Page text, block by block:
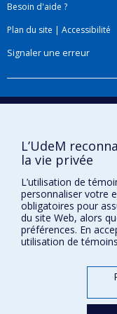
en temps
direction de
femme, de
Pour y
dont le
numérique
de
matérielles
Besoin d'aide ?
Plan du site | Accessibilité
Signaler une erreur
Boîte à outils
Paramètres des témoins
L’UdeM
la vie privée
L’utilisation de
personnaliser votre
obligatoires pour
du site Web, alors
préférences. En
utilisation de